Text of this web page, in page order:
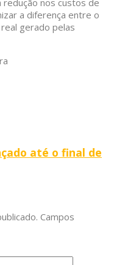
redução nos custos de
a diferença entre o
gerado pelas
até o final de
Campos